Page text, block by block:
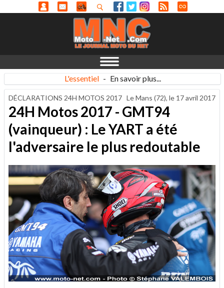
L'essentiel - En savoir plus...
DÉCLARATIONS 24H MOTOS 2017 Le Mans (72), le 17 avril 2017
24H Motos 2017 - GMT94
(vainqueur) : Le YART a été
l'adversaire le plus redoutable